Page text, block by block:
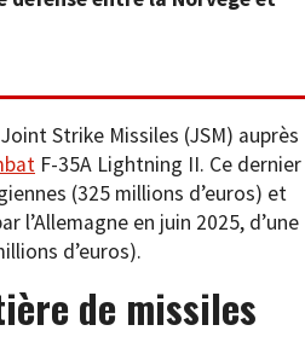
Strike Missiles (JSM) auprès
F-35A Lightning II. Ce dernier
(325 millions d’euros) et
l’Allemagne en juin 2025, d’une
d’euros).
de missiles